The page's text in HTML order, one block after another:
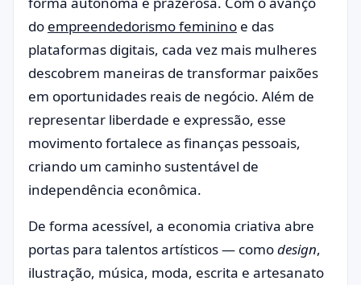
do empreendedorismo feminino e das
plataformas digitais, cada vez mais mulheres
descobrem maneiras de transformar paixões
em oportunidades reais de negócio. Além de
representar liberdade e expressão, esse
movimento fortalece as finanças pessoais,
criando um caminho sustentável de
independência econômica.
De forma acessível, a economia criativa abre
portas para talentos artísticos — comodesign,
ilustração, música, moda, escrita e artesanato